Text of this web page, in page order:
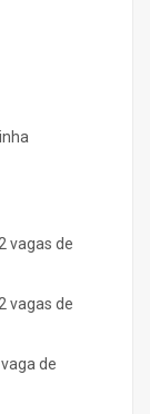
vagas de
vagas de
de